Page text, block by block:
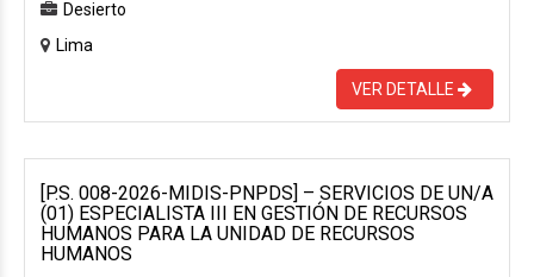
Desierto
Lima
VER DETALLE
[P.S. 008-2026-MIDIS-PNPDS] – SERVICIOS DE UN/A
(01) ESPECIALISTA III EN GESTIÓN DE RECURSOS
HUMANOS PARA LA UNIDAD DE RECURSOS
HUMANOS